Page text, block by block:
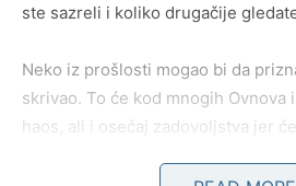
ste sazreli i koliko drugačije
Neko iz prošlosti mogao bi da
skrivao. To će kod mnogih Ovnova
haos, ali i osećaj zadovoljstva jer